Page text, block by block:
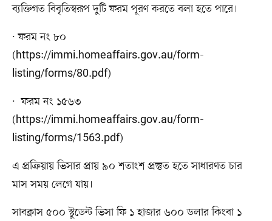
ব্যক্তিগত বিবৃতিস্বরূপ দুটি ফরম পূরণ করতে বলা হতে পারে।
· ফরম নং ৮০
(https://immi.homeaffairs.gov.au/form-
listing/forms/80.pdf)
· ফরম নং ১৫৬৩
(https://immi.homeaffairs.gov.au/form-
listing/forms/1563.pdf)
এ প্রক্রিয়ায় ভিসার প্রায় ৯০ শতাংশ প্রস্তুত হতে সাধারণত চার
মাস সময় লেগে যায়।
সাবক্লাস ৫০০ স্টুডেন্ট ভিসা ফি ১ হাজার ৬০০ ডলার কিংবা ১